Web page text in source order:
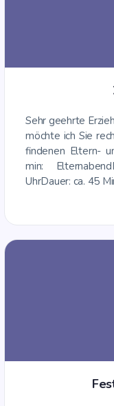
Sehr geehr­te
möch­te ich Sie
fin­de­nen Eltern-
min:
UhrDau­er: ca. 45